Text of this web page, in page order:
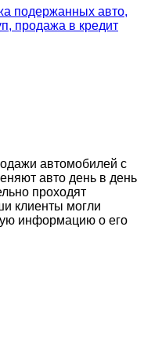
автомобилей с
авто день в день
проходят
клиенты могли
информацию о его